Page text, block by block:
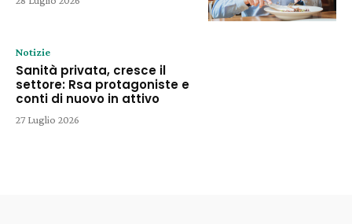
Notizie
Sanità privata, cresce il
settore: Rsa protagoniste e
conti di nuovo in attivo
27 Luglio 2026